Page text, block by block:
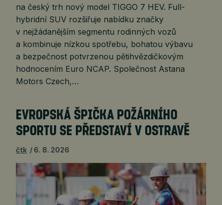
na český trh nový model TIGGO 7 HEV. Full-
hybridní SUV rozšiřuje nabídku značky
v nejžádanějším segmentu rodinných vozů
a kombinuje nízkou spotřebu, bohatou výbavu
a bezpečnost potvrzenou pětihvězdičkovým
hodnocením Euro NCAP. Společnost Astana
Motors Czech,…
EVROPSKÁ ŠPIČKA POŽÁRNÍHO
SPORTU SE PŘEDSTAVÍ V OSTRAVĚ
čtk 6. 8. 2026